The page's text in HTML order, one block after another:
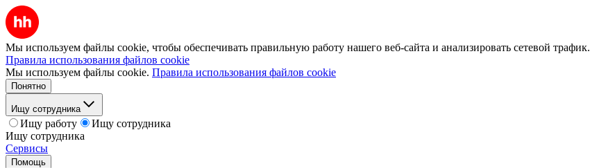
Мы используем файлы cookie, чтобы обеспечивать правильную работу нашего веб-сайта и анализировать сетевой трафик.
Правила использования файлов cookie
Мы используем файлы cookie. Правила использования файлов cookie
Понятно
Ищу сотрудника
Ищу работу
Ищу сотрудника
Ищу сотрудника
Сервисы
Помощь